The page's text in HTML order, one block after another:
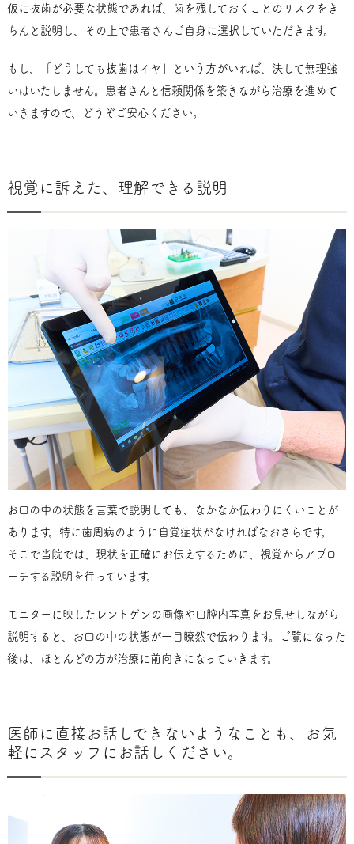
仮に抜歯が必要な状態であれば、歯を残しておくことのリスクをき
ちんと説明し、その上で患者さんご自身に選択していただきます。
もし、「どうしても抜歯はイヤ」という方がいれば、決して無理強
いはいたしません。患者さんと信頼関係を築きながら治療を進めて
いきますので、どうぞご安心ください。
視覚に訴えた、理解できる説明
お口の中の状態を言葉で説明しても、なかなか伝わりにくいことが
あります。特に歯周病のように自覚症状がなければなおさらです。
そこで当院では、現状を正確にお伝えするために、視覚からアプロ
ーチする説明を行っています。
モニターに映したレントゲンの画像や口腔内写真をお見せしながら
説明すると、お口の中の状態が一目瞭然で伝わります。ご覧になった
後は、ほとんどの方が治療に前向きになっていきます。
医師に直接お話しできないようなことも、お気
軽にスタッフにお話しください。